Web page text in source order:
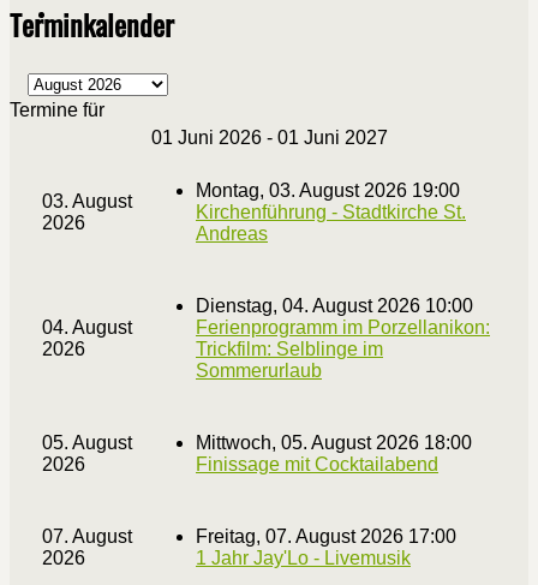
Terminkalender
Termine für
01 Juni 2026 - 01 Juni 2027
03. August
2026
Montag, 03. August 2026 19:00
Kirchenführung - Stadtkirche St.
Andreas
04. August
2026
Dienstag, 04. August 2026 10:00
Ferienprogramm im Porzellanikon:
Trickfilm: Selblinge im
Sommerurlaub
05. August
2026
Mittwoch, 05. August 2026 18:00
Finissage mit Cocktailabend
07. August
2026
Freitag, 07. August 2026 17:00
1 Jahr Jay'Lo - Livemusik